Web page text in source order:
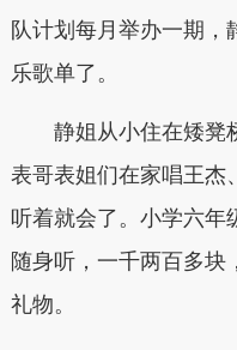
队计划每月举办一期，
乐歌单了。
静姐从小住在矮凳桥
表哥表姐们在家唱王杰
听着就会了。小学六年
随身听，一千两百多块
礼物。